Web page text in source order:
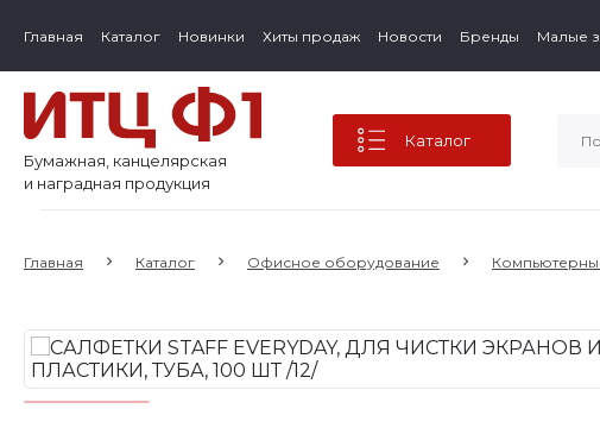
Главная Каталог Новинки Хиты продаж Новости Бренды Малые
Бумажная, канцелярская
и наградная продукция
Каталог
Главная Каталог Офисное оборудование